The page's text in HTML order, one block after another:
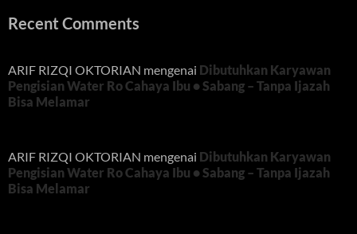
Recent Comments
ARIF RIZQI OKTORIAN mengenai Dibutuhkan Karyawan
Pengisian Water Ro Cahaya Ibu • Sabang – Tanpa Ijazah
Bisa Melamar
ARIF RIZQI OKTORIAN mengenai Dibutuhkan Karyawan
Pengisian Water Ro Cahaya Ibu • Sabang – Tanpa Ijazah
Bisa Melamar